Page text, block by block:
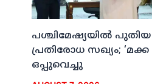
പശ്ചിമേഷ്യയില്‍ പുതിയ
പ്രതിരോധ സഖ്യം; ‘മക്ക
ഒപ്പുവെച്ചു